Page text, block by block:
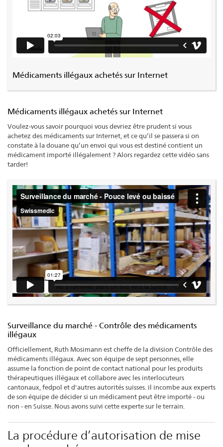
Médicaments illégaux achetés sur Internet
Médicaments illégaux achetés sur Internet
Voulez-vous savoir pourquoi vous devriez être prudent si vous
achetez des médicaments sur Internet, et ce qu’il se passera si on
constate à la douane qu’un envoi qui vous est destiné contient un
médicament importé illégalement ? Alors regardez cette vidéo sans
tarder!
Surveillance du marché - Contrôle des médicaments
illégaux
Officiellement, Ruth Mosimann est cheffe de la division Contrôle des
médicaments illégaux. Avec son équipe de sept personnes, elle
assume la fonction de point de contact national pour les produits
thérapeutiques illégaux et collabore avec les interlocuteurs
cantonaux, fedpol et d'autres autorités suisses. il incombe aux experts
de son équipe de décider si un médicament peut être importé - ou
non - en Suisse. Nous avons suivi cette experte sur le terrain.
La procédure d’autorisation de mise